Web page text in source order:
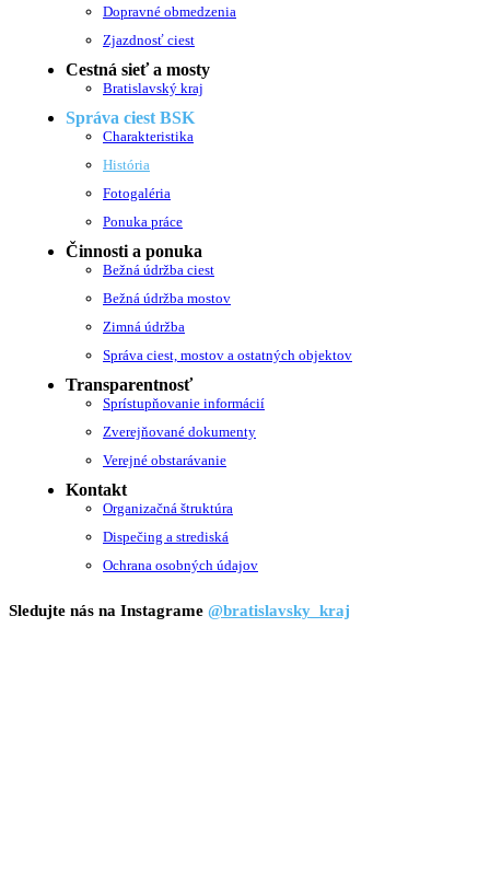
Dopravné obmedzenia
Zjazdnosť ciest
Cestná sieť a mosty
Bratislavský kraj
Správa ciest BSK
Charakteristika
História
Fotogaléria
Ponuka práce
Činnosti a ponuka
Bežná údržba ciest
Bežná údržba mostov
Zimná údržba
Správa ciest, mostov a ostatných objektov
Transparentnosť
Sprístupňovanie informácií
Zverejňované dokumenty
Verejné obstarávanie
Kontakt
Organizačná štruktúra
Dispečing a strediská
Ochrana osobných údajov
Sledujte nás na Instagrame @bratislavsky_kraj